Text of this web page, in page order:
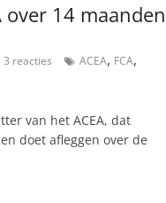
over 14 maanden
3 reacties ACEA, FCA,
van het ACEA, dat
doet afleggen over de